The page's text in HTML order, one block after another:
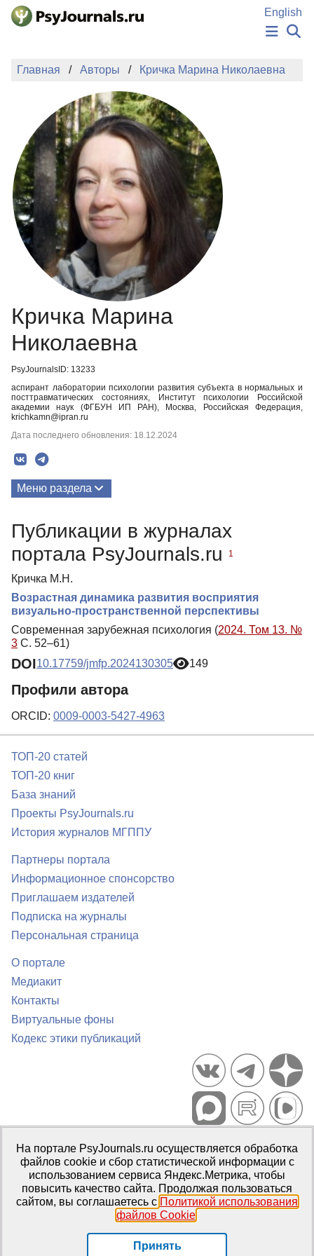
Перейти к основному содержанию
English
НОВОСТИ
АВТОРЫ
ПОДАТЬ РУКОПИСЬ
БАЗА ЗНАНИЙ
КЛЮЧЕВЫЕ СЛОВА
Регистрация
Главная Авторы Кричка Марина Николаевна
Кричка Марина
Николаевна
PsyJournalsID: 13233
аспирант лаборатории психологии развития субъекта в нормальных и
посттравматических состояниях, Институт психологии Российской
академии наук (ФГБУН ИП РАН), Москва, Российская Федерация,
krichkamn@ipran.ru
Дата последнего обновления: 18.12.2024
Меню раздела
Публикации в журналах
портала PsyJournals.ru
1
Кричка М.Н.
Возрастная динамика развития восприятия
визуально-пространственной перспективы
Современная зарубежная психология (2024. Том 13. №
3 С. 52–61)
DOI10.17759/jmfp.2024130305 149
Профили автора
ORCID: 0009-0003-5427-4963
ТОП-20 статей
ТОП-20 книг
База знаний
Проекты PsyJournals.ru
История журналов МГППУ
Партнеры портала
Информационное спонсорство
Приглашаем издателей
Подписка на журналы
Персональная страница
О портале
Медиакит
Контакты
Виртуальные фоны
Кодекс этики публикаций
Портал психологических изданий PsyJournals.ru, 2007–2026
Правила использования материалов
Свидетельство регистрации СМИЭл № ФС77-66447 от 14 июля
2016 г.
Издатель: ФГБОУ ВО МГППУ
На портале PsyJournals.ru осуществляется обработка
файлов cookie и сбор статистической информации с
использованием сервиса Яндекс.Метрика, чтобы
повысить качество сайта. Продолжая пользоваться
сайтом, вы соглашаетесь с Политикой использования
файлов Cookie.
Принять